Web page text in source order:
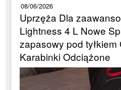
08/06/2026
Uprzęża Dla
Lightness 4 L Nowe
zapasowy pod
Karabinki Odciążone